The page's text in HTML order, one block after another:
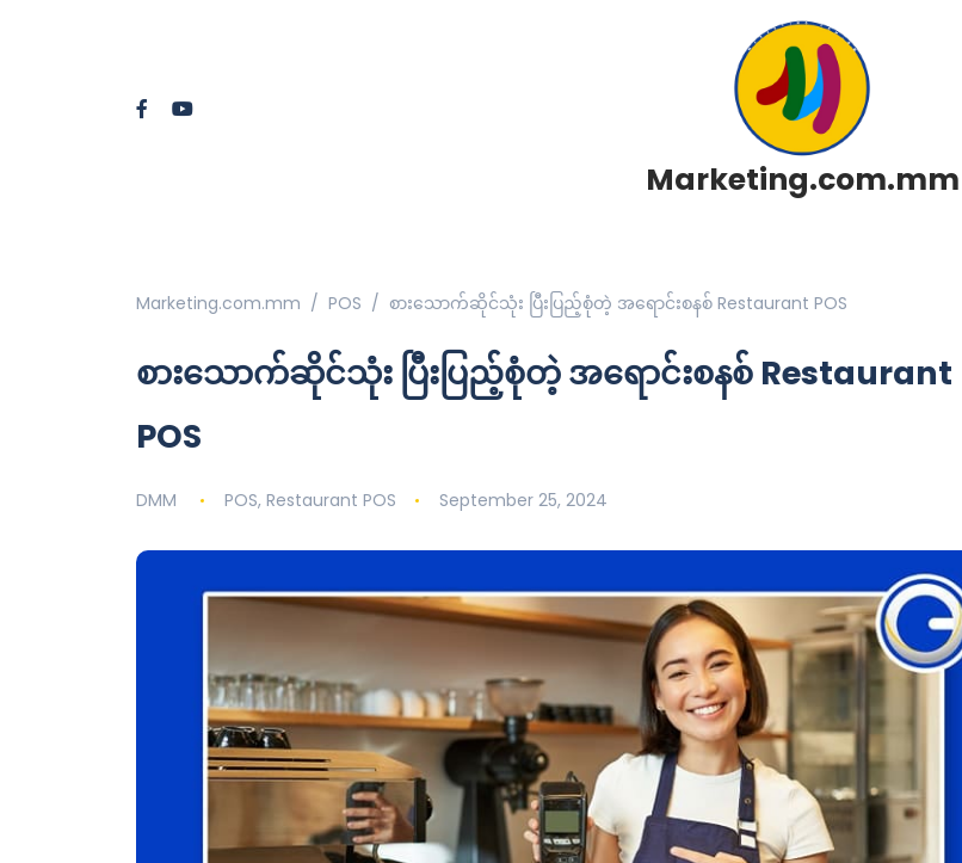
Marketing.com.mm
Marketing.com.mm POS စားသောက်ဆိုင်သုံး ပြီးပြည့်စုံတဲ့ အရောင်းစနစ် Restaurant POS
စားသောက်ဆိုင်သုံး ပြီးပြည့်စုံတဲ့ အရောင်းစနစ် Restaurant
POS
DMM POS, Restaurant POS September 25, 2024